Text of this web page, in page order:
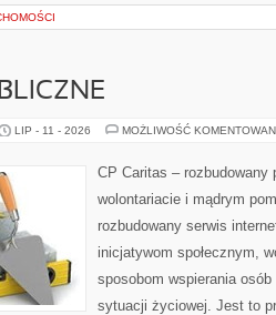
LIP - 11 - 2026 MOŻLIWOŚĆ
CP Caritas – rozbudowany
wolontariacie i mądrym
rozbudowany serwis
inicjatywom społecznym,
sposobom wspierania
sytuacji życiowej. Jest to